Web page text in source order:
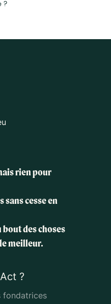
?
rien pour
sans cesse en
des choses
meilleur.
?
fondatrices